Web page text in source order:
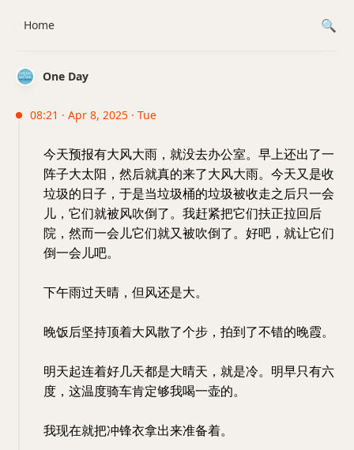
One Day
08:21 · Apr 8, 2025 · Tue
今天预报有大风大雨，就没去办公室。早上还出了一
阵子大太阳，然后就真的来了大风大雨。今天又是收
垃圾的日子，于是当垃圾桶的垃圾被收走之后只一会
儿，它们就被风吹倒了。我赶紧把它们扶正拉回后
院，然而一会儿它们就又被吹倒了。好吧，就让它们
倒一会儿吧。
下午雨过天晴，但风还是大。
晚饭后坚持顶着大风散了个步，拍到了不错的晚霞。
明天起连着好几天都是大晴天，就是冷。明早只有六
度，这温度骑车肯定够我喝一壶的。
我现在就把冲锋衣拿出来准备着。
Home